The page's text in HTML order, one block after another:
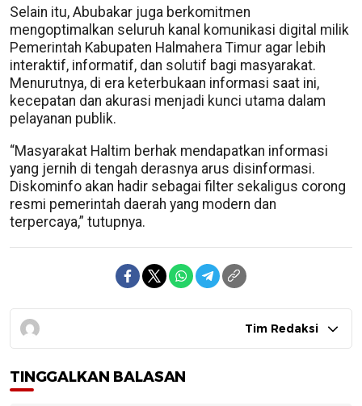
Selain itu, Abubakar juga berkomitmen
mengoptimalkan seluruh kanal komunikasi digital milik
Pemerintah Kabupaten Halmahera Timur agar lebih
interaktif, informatif, dan solutif bagi masyarakat.
Menurutnya, di era keterbukaan informasi saat ini,
kecepatan dan akurasi menjadi kunci utama dalam
pelayanan publik.
“Masyarakat Haltim berhak mendapatkan informasi
yang jernih di tengah derasnya arus disinformasi.
Diskominfo akan hadir sebagai filter sekaligus corong
resmi pemerintah daerah yang modern dan
terpercaya,” tutupnya.
Tim Redaksi
TINGGALKAN BALASAN